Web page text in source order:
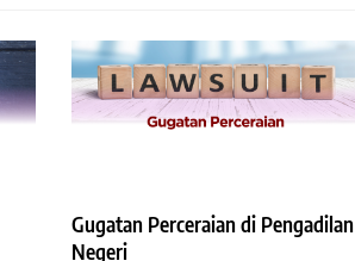
Gugatan Perceraian di Pengadilan
Negeri
2 tahun ago
HUKUM JAMINAN - HIPOTEK